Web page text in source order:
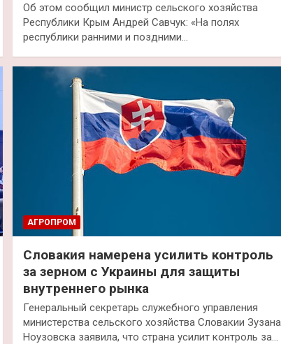
Об этом сообщил министр сельского хозяйства
Республики Крым Андрей Савчук: «На полях
республики ранними и поздними…
АГРОПРОМ
Словакия намерена усилить контроль
за зерном с Украины для защиты
внутреннего рынка
Генеральный секретарь служебного управления
министерства сельского хозяйства Словакии Зузана
Ноузовска заявила, что страна усилит контроль за…